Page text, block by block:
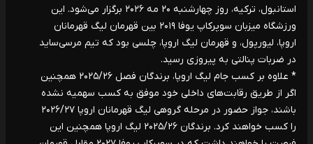
استانبول، ترکیه، روز چهارشنبه ۲۰ مه ۲۰۲۶ برگزار می‌شود. این
ورزشگاه میزبان سوپرکاپ یوفا ۲۰۱۹ بین قهرمان لیگ قهرمانان
اروپا، لیورپول، و قهرمان لیگ اروپا، چلسی بود که تیم مرسی‌ساید
در ضربات پنالتی به پیروزی رسید.
* علاوه بر کسب جام لیگ اروپا، برندگان فصل ۲۰۲۵/۲۶ همچنین
اگر از طریق رقابت‌های داخلی خود موفق به کسب سهمیه نشده
باشند، جواز حضور در مرحله گروهی لیگ قهرمانان اروپا ۲۰۲۶/۲۷
را کسب خواهند کرد. برندگان ۲۰۲۵/۲۶ لیگ اروپا همچنین این